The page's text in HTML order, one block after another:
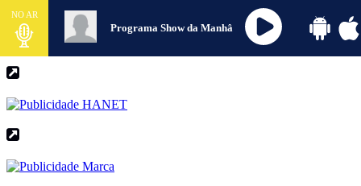
NO AR
Programa Show da Manhâ